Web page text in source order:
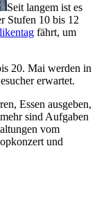
Seit langem ist es
Stufen 10 bis 12
fährt, um
20. Mai werden in
erwartet.
Essen ausgeben,
sind Aufgaben
vom
und